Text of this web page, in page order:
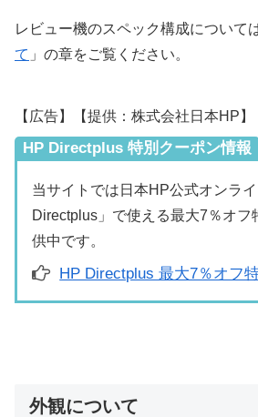
レビュー機のスペック構成について
て 」の章をご覧ください。
【広告】【提供：株式会社日本HP】
HP Directplus 特別クーポン情報
当サイトでは日本HP公式オンラ
Directplus」で使える最大7％オフ
供中です。
HP Directplus 最大7％オフ
外観について